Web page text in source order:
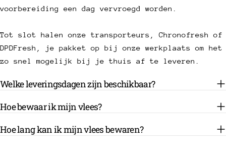
voorbereiding een dag vervroegd worden.
Tot slot halen onze transporteurs, Chronofresh of
DPDFresh, je pakket op bij onze werkplaats om het
zo snel mogelijk bij je thuis af te leveren.
Welke leveringsdagen zijn beschikbaar?
Hoe bewaar ik mijn vlees?
Hoe lang kan ik mijn vlees bewaren?